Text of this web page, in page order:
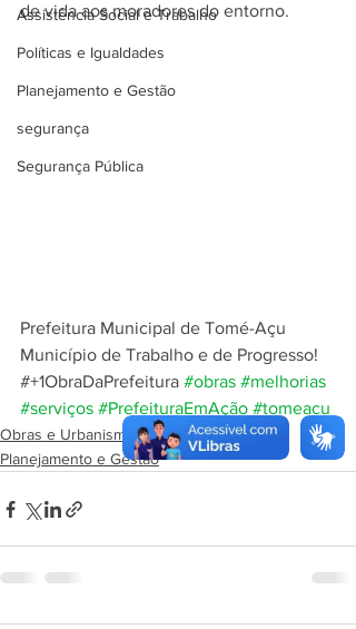
Assistência Social e Trabalho
Políticas e Igualdades
Planejamento e Gestão
segurança
Segurança Pública
de vida aos moradores do entorno.
Prefeitura Municipal de Tomé-Açu
Município de Trabalho e de Progresso!
#+1ObraDaPrefeitura #obras #melhorias
#serviços #PrefeituraEmAção #tomeacu
Obras e Urbanismo
Planejamento e Gestão